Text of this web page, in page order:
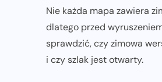
Nie każda mapa zawiera
dlatego przed
sprawdzić, czy zimowa
i czy szlak jest otwarty.